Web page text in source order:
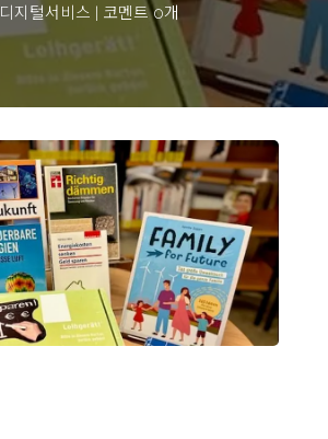
디지털서비스 | 코멘트 0개